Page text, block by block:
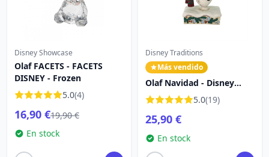
Disney Showcase
Olaf FACETS - FACETS
DISNEY - Frozen
5.0(4)
16,90 €19,90 €
En stock
Disney Traditions
Más vendido
Olaf Navidad - Disney
Traditions
5.0(19)
25,90 €
En stock